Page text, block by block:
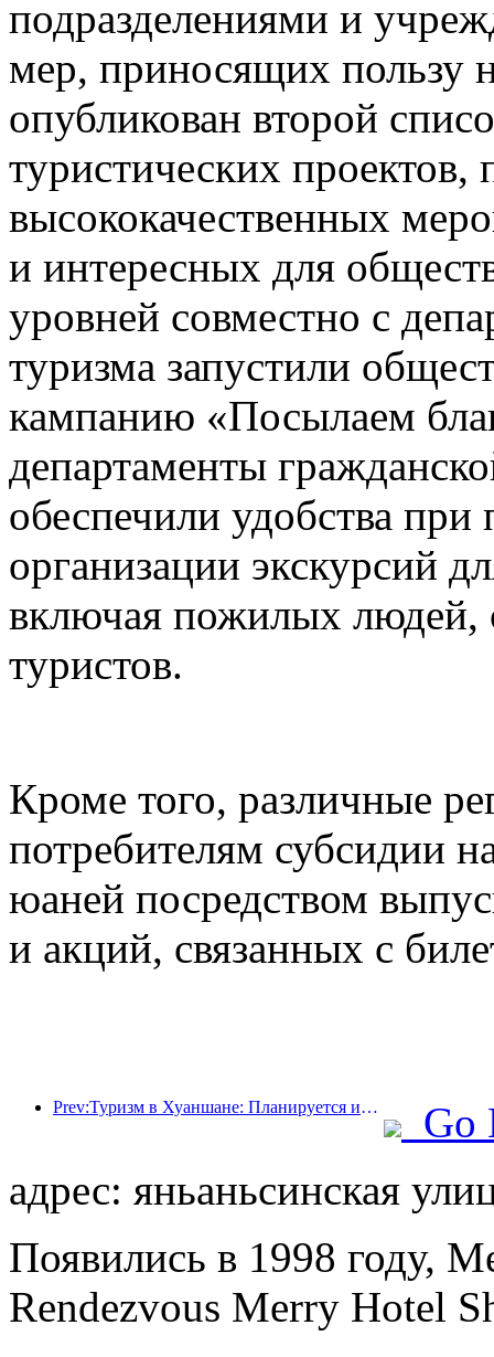
подразделениями и
мер, приносящих пользу
опубликован второй
туристических
высококачественных
и интересных для
уровней совместно с
туризма запустили
кампанию «Посылаем
департаменты
обеспечили удобства при
организации экскурсий
включая пожилых людей,
туристов.
Кроме того, различные
потребителям субсидии
юаней посредством
и акций, связанных с
Prev:Туризм в Хуаншане: Планируется инвестировать 530 миллионов юаней в реконструкцию отелей.
Go
адрес: яньаньсинская
Появились в 1998 году,
Rendezvous Merry Hotel